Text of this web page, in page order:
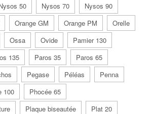
50 Nysos 70
Nysos 90
Orange GM Orange PM
Orelle
Ossa Ovide
Pamier 130
135 Paros 35
Paros 65
Pegase Péléas
Penna
100
Phocée 65
Plaque biseautée
Plat 20